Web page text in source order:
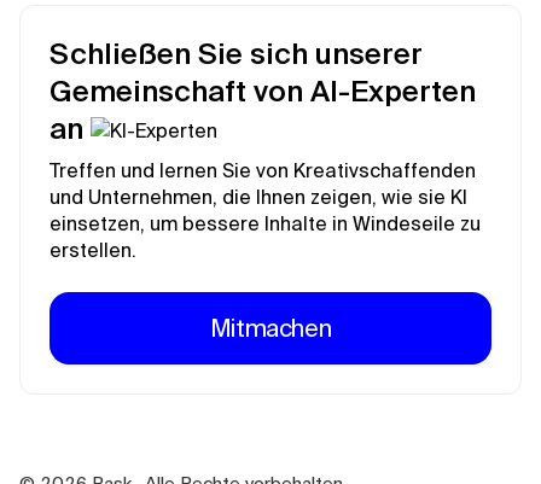
Schließen Sie sich unserer
Gemeinschaft von AI-Experten
an
Treffen und lernen Sie von Kreativschaffenden
und Unternehmen, die Ihnen zeigen, wie sie KI
einsetzen, um bessere Inhalte in Windeseile zu
erstellen.
Mitmachen